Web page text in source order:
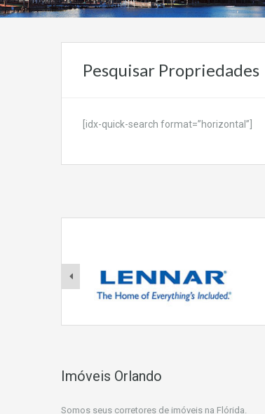
Pesquisar Propriedades
[idx-quick-search format=”horizontal”]
Imóveis Orlando
Somos seus corretores de imóveis na Flórida.